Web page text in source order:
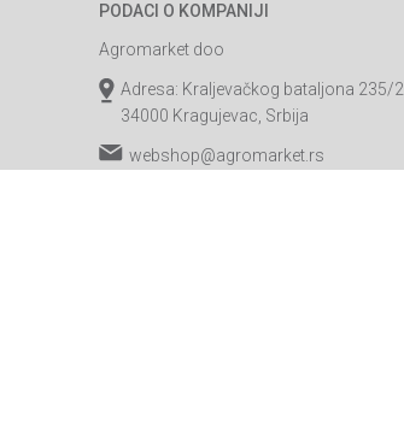
PODACI O KOMPANIJI
Agromarket doo
Adresa: Kraljevačkog bataljona 235/2
34000 Kragujevac, Srbija
webshop@agromarket.rs